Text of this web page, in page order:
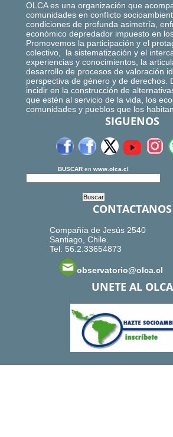
OLCA es una organización que
comunidades en conflicto
condiciones de profunda asimetría,
económico depredador impuesto en
Promovemos la participación y el
colectivo, la sistematización y el
experiencias y conocimientos, la
desarrollo de procesos de valoración
perspectiva de género y de derechos.
incidir en la construcción de
que estén al servicio de la vida, los
comunidades y pueblos que los
SIGUENOS
BUSCAR en www.olca.cl
CONTACTANOS
Compañía de Jesús 2540
Santiago, Chile.
Tel: 56.2.33654873
observatorio@olca.cl
UNETE AL OLCA